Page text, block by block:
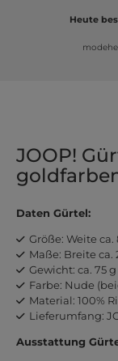
Heute
JOOP!
Daten Gürtel:
Größe: Weite ca.
Maße: Breite ca.
Gewicht: ca. 75 g
Farbe: Nude
Material: 100%
Lieferumfang:
Ausstattung